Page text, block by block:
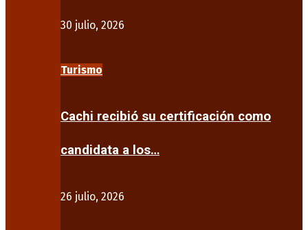
30 julio, 2026
Turismo
Cachi recibió su certificación como
candidata a los…
26 julio, 2026